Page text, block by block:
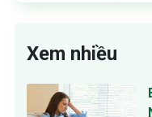
Xem nhiều